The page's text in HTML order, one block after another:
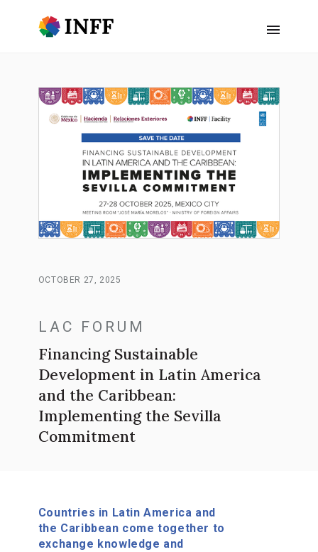
OCTOBER 27, 2025
LAC FORUM
Financing Sustainable
Development in Latin America
and the Caribbean:
Implementing the Sevilla
Commitment
Countries in Latin America and
the Caribbean come together to
exchange knowledge and